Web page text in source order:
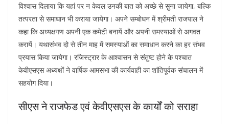
विश्वास दिलाया कि यहां पर न केवल उनकी बात को अच्छे से सुना जायेगा, बल्कि
तत्परता से समाधान भी कराया जायेगा। अपने सम्बोधन में श्रीमती राजपाल ने
कहा कि अध्यक्षगण अपनी एक कमेटी बनायें और अपनी समस्याओं से अगवत
करायें। यथासंभव दो से तीन माह में समस्याओं का समाधान करने का हर संभव
प्रयास किया जायेगा। रजिस्ट्रार के आश्वासन से संतुष्ट होने के पश्चात
केवीएसएस अध्यक्षों ने वार्षिक आमसभा की कार्यवाही का शांतिपूर्वक संचालन में
सहयोग दिया।
सीएस ने राजफेड एवं केवीएसएस के कार्यों को सराहा